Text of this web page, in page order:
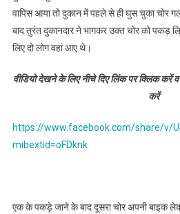
वापिस आया तो दुकान में पहले से ही घुस चुका चोर
बाद तुरंत दुकानदार ने भागकर उक्त चोर को पकड़
लिए दो लोग वहां आए थे।
वीडियो देखने के लिए नीचे दिए लिंक पर क्लिक
करें
https://www.facebook.com/share/v/
mibextid=oFDknk
एक के पकड़े जाने के बाद दूसरा चोर अपनी बाइक